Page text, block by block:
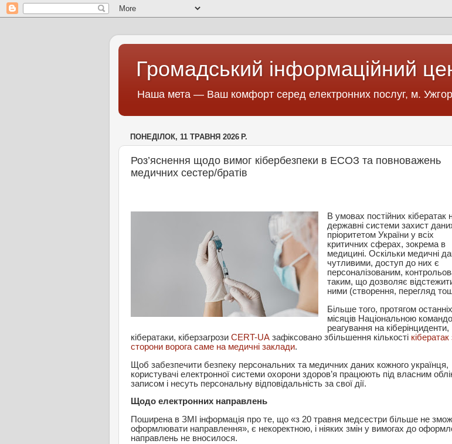
Громадський інформаційний
Наша мета — Ваш комфорт серед електронних послуг, м.
ПОНЕДІЛОК, 11 ТРАВНЯ 2026 Р.
Роз’яснення щодо вимог кібербезпеки в ЕСОЗ та повноважень
медичних сестер/братів
В умовах постійних кібератак
державні системи захист
пріоритетом України у всіх
критичних сферах, зокрема в
медицині. Оскільки медичні
чутливими, доступ до них є
персоналізованим,
таким, що дозволяє відстежити
ними (створення, перегляд
Більше того, протягом останніх
місяців Національною
реагування на кіберінциденти,
кібератаки, кіберзагрози CERT-UA зафіксовано збільшення кількості кібератак
сторони ворога саме на медичні заклади.
Щоб забезпечити безпеку персональних та медичних даних кожного українця,
користувачі електронної системи охорони здоров’я працюють під власним
записом і несуть персональну відповідальність за свої дії.
Щодо електронних направлень
Поширена в ЗМІ інформація про те, що «з 20 травня медсестри більше не
оформлювати направлення», є некоректною, і ніяких змін у вимогах до
направлень не вносилося.